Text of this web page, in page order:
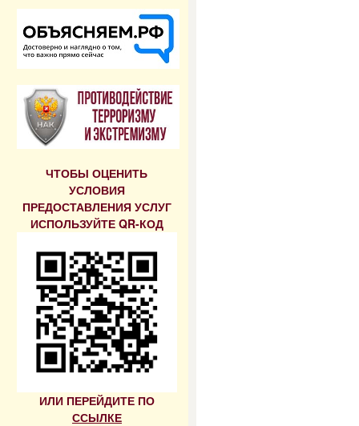
ЧТОБЫ ОЦЕНИТЬ
УСЛОВИЯ
ПРЕДОСТАВЛЕНИЯ УСЛУГ
ИСПОЛЬЗУЙТЕ QR-КОД
ИЛИ ПЕРЕЙДИТЕ ПО
ССЫЛКЕ